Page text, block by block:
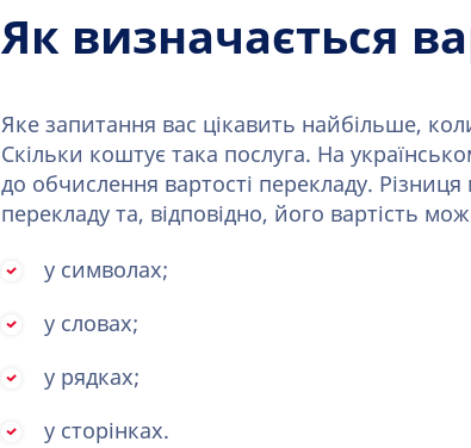
Як визначається
Яке запитання вас цікавить найбільше,
Скільки коштує така послуга. На
до обчислення вартості перекладу.
перекладу та, відповідно, його вартість
у символах;
у словах;
у рядках;
у сторінках.